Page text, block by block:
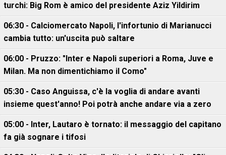
turchi: Big Rom è amico del presidente Aziz Yildirim
06:30 - Calciomercato Napoli, l'infortunio di Marianucci
cambia tutto: un'uscita può saltare
06:00 - Pruzzo: "Inter e Napoli superiori a Roma, Juve e
Milan. Ma non dimentichiamo il Como"
05:30 - Caso Anguissa, c'è la voglia di andare avanti
insieme quest'anno! Poi potrà anche andare via a zero
05:00 - Inter, Lautaro è tornato: il messaggio del capitano
fa già sognare i tifosi